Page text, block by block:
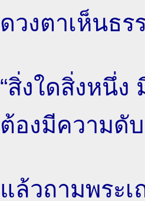
ดวงตาเห็นธร
“สิ่งใดสิ่งหนึ่
ต้องมีความดั
แล้วถามพระเ